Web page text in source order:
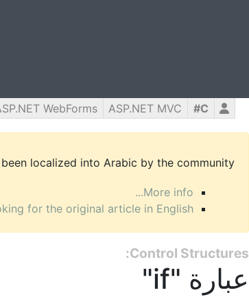
C#
ASP.NET MVC
WebForms
localized into Arabic by the community.
More info...
for the original article in English?
Control Structures:
عبارة "if"